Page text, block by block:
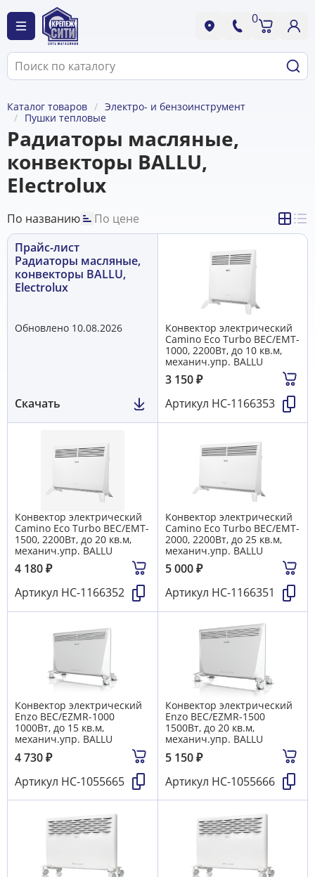
0
Каталог товаров
Электро- и бензоинструмент
Пушки тепловые
Радиаторы масляные,
конвекторы BALLU,
Electrolux
По названию
По цене
Прайс-лист
Радиаторы масляные,
конвекторы BALLU,
Electrolux
Обновлено 10.08.2026
Скачать
Конвектор электрический
Camino Eco Turbo BEC/EMT-
1000, 2200Вт, до 10 кв.м,
механич.упр. BALLU
3 150₽
Артикул НС-1166353
Конвектор электрический
Camino Eco Turbo BEC/EMT-
1500, 2200Вт, до 20 кв.м,
механич.упр. BALLU
4 180₽
Артикул НС-1166352
Конвектор электрический
Camino Eco Turbo BEC/EMT-
2000, 2200Вт, до 25 кв.м,
механич.упр. BALLU
5 000₽
Артикул НС-1166351
Конвектор электрический
Enzo BEC/EZMR-1000
1000Вт, до 15 кв.м,
механич.упр. BALLU
4 730₽
Артикул НС-1055665
Конвектор электрический
Enzo BEC/EZMR-1500
1500Вт, до 20 кв.м,
механич.упр. BALLU
5 150₽
Артикул НС-1055666